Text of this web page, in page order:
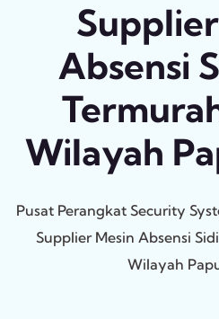
Absensi
Wilayah
Pusat Perangkat Security
Supplier Mesin Absensi
Wilayah